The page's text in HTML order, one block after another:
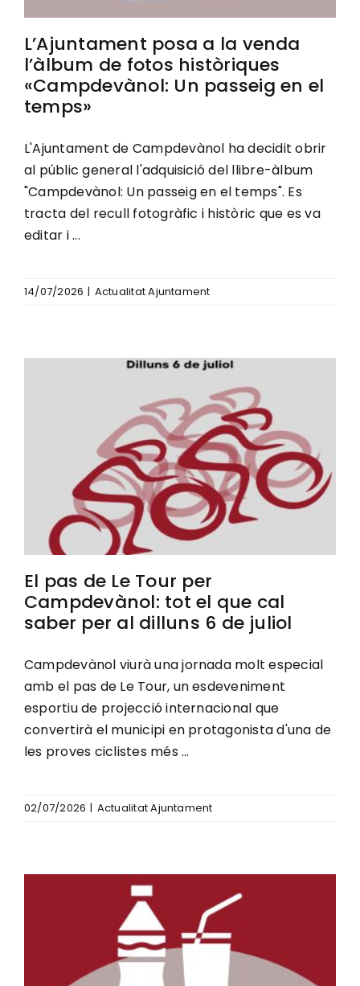
L’Ajuntament posa a la venda
l’àlbum de fotos històriques
«Campdevànol: Un passeig en el
temps»
L'Ajuntament de Campdevànol ha decidit obrir
al públic general l'adquisició del llibre-àlbum
"Campdevànol: Un passeig en el temps". Es
tracta del recull fotogràfic i històric que es va
editar i ...
14/07/2026 | Actualitat Ajuntament
El pas de Le Tour per
Campdevànol: tot el que cal
saber per al dilluns 6 de juliol
Campdevànol viurà una jornada molt especial
amb el pas de Le Tour, un esdeveniment
esportiu de projecció internacional que
convertirà el municipi en protagonista d'una de
les proves ciclistes més ...
02/07/2026 | Actualitat Ajuntament